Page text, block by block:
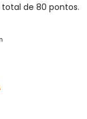
de 80 pontos.